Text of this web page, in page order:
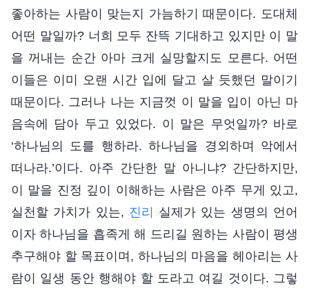
좋아하는 사람이 맞는지 가늠하기 때문이다. 도대체
어떤 말일까? 너희 모두 잔뜩 기대하고 있지만 이 말
을 꺼내는 순간 아마 크게 실망할지도 모른다. 어떤
이들은 이미 오랜 시간 입에 달고 살 듯했던 말이기
때문이다. 그러나 나는 지금껏 이 말을 입이 아닌 마
음속에 담아 두고 있었다. 이 말은 무엇일까? 바로
‘하나님의 도를 행하라. 하나님을 경외하며 악에서
떠나라.’이다. 아주 간단한 말 아니냐? 간단하지만,
이 말을 진정 깊이 이해하는 사람은 아주 무게 있고,
실천할 가치가 있는, 진리 실제가 있는 생명의 언어
이자 하나님을 흡족게 해 드리길 원하는 사람이 평생
추구해야 할 목표이며, 하나님의 마음을 헤아리는 사
람이 일생 동안 행해야 할 도라고 여길 것이다. 그렇